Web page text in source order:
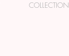
COLLECTION